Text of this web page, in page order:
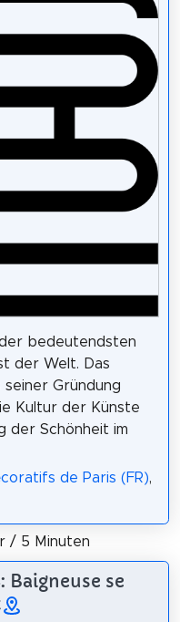
bedeutendsten
der Welt. Das
seiner Gründung
Kultur der Künste
der Schönheit im
de Paris (FR),
/ 5 Minuten
Baigneuse se